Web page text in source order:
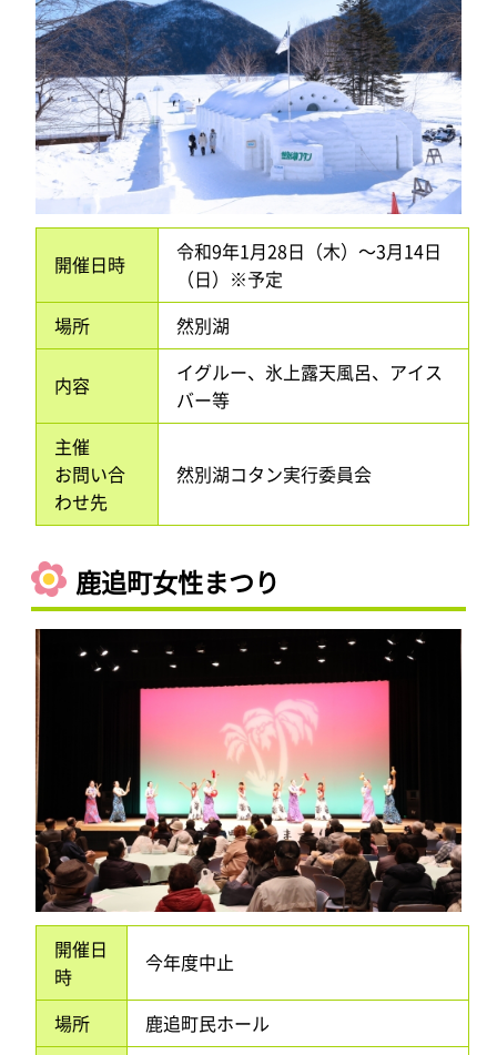
開催日時
令和9年1月28日（木）～3月14日
（日）※予定
場所
然別湖
内容
イグルー、氷上露天風呂、アイス
バー等
主催
お問い合
わせ先
然別湖コタン実行委員会
鹿追町女性まつり
開催日
時
今年度中止
場所 鹿追町民ホール